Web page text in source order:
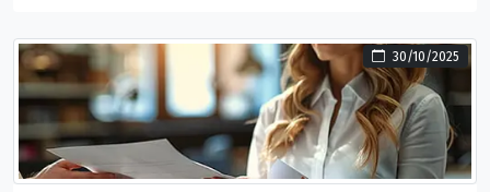
30/10/2025